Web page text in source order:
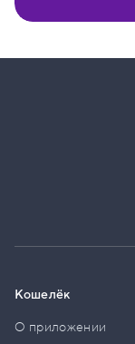
Кошелёк
О приложении